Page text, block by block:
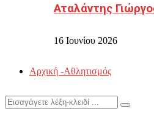
Αταλάντης
16 Ιουνίου 2026
Αρχική -Αθλητισμός
Search
Search